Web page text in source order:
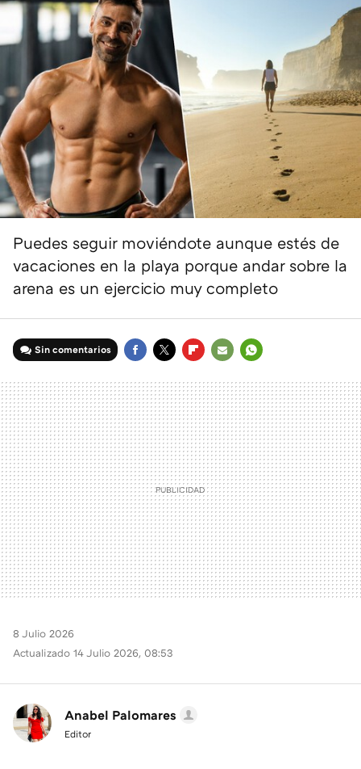
Puedes seguir moviéndote aunque estés de
vacaciones en la playa porque andar sobre la
arena es un ejercicio muy completo
Sin comentarios
MAIL
8 Julio 2026
Actualizado 14 Julio 2026, 08:53
Anabel Palomares
Editor